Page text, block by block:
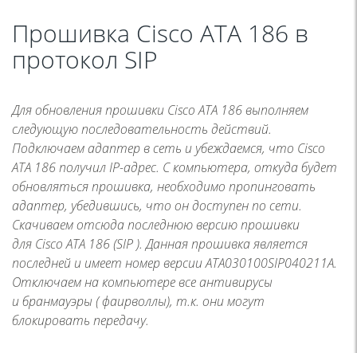
Прошивка Cisco ATA 186 в
протокол SIP
Для обновления прошивки Cisco ATA 186 выполняем
следующую последовательность действий.
Подключаем адаптер в сеть и убеждаемся, что Cisco
ATA 186 получил IP-адрес. С компьютера, откуда будет
обновляться прошивка, необходимо пропинговать
адаптер, убедившись, что он доступен по сети.
Скачиваем отсюда последнюю версию прошивки
для Cisco ATA 186 (SIP ). Данная прошивка является
последней и имеет номер версии ATA030100SIP040211A.
Отключаем на компьютере все антивирусы
и бранмауэры ( фаирволлы), т.к. они могут
блокировать передачу.